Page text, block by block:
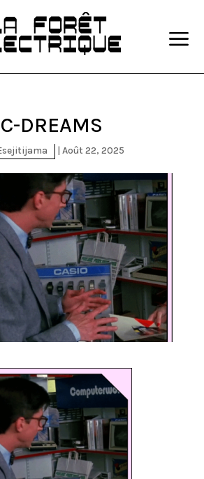
DREAMS
|Août 22, 2025
a